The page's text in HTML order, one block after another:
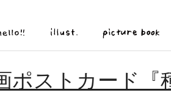
イ
ン
ポストカード『